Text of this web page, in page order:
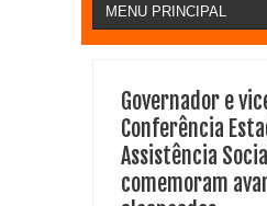
Governador e
Conferência
Assistência
comemoram